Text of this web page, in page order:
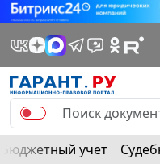
Бюджетный учет